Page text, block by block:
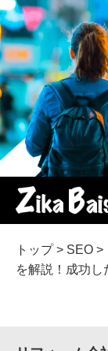
トップ> SEO >
を解説！成功し